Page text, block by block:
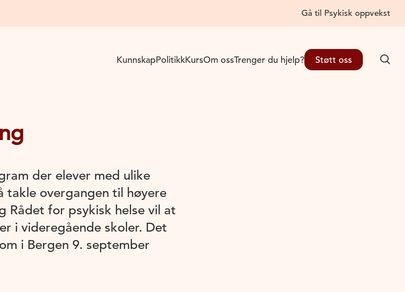
Gå til Psykisk oppvekst
KunnskapPolitikkKursOm ossTrenger du hjelp? Støtt oss
Lukk
der elever med ulike
takle overgangen til høyere
Rådet for psykisk helse vil at
i videregående skoler. Det
i Bergen 9. september